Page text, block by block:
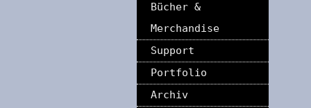
Bücher &
Merchandise
Support
Portfolio
Archiv